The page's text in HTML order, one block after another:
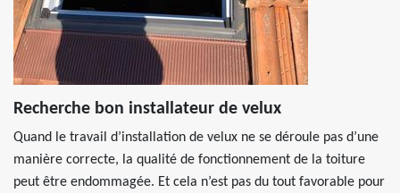
Recherche bon installateur de velux
Quand le travail d’installation de velux ne se déroule pas d’une
manière correcte, la qualité de fonctionnement de la toiture
peut être endommagée. Et cela n’est pas du tout favorable pour